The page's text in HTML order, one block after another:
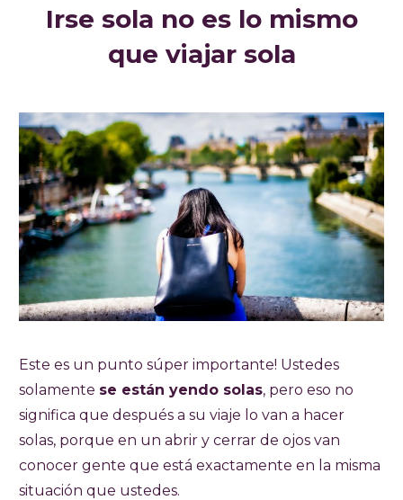
Irse sola no es lo mismo
que viajar sola
Este es un punto súper importante! Ustedes
solamente se están yendo solas, pero eso no
significa que después a su viaje lo van a hacer
solas, porque en un abrir y cerrar de ojos van
conocer gente que está exactamente en la misma
situación que ustedes.